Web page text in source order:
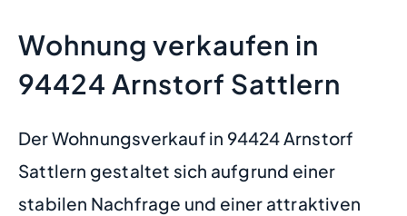
Wohnung verkaufen in
94424 Arnstorf Sattlern
Der Wohnungsverkauf in 94424 Arnstorf
Sattlern gestaltet sich aufgrund einer
stabilen Nachfrage und einer attraktiven